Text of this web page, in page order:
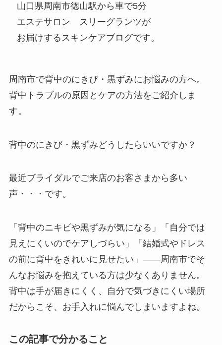
山口県周南市徳山駅から車で5分
エステサロン スリーグランツが
お届けするスキンケアブログです。
周南市で背中のにきび・黒ずみにお悩みの方へ。
背中トラブルの原因とケアの方法をご紹介しま
す。
背中のにきび・黒ずみどうしたらいいですか？
最近ブライダルでご来店のお客さまから多い
声・・・です。
「背中のニキビや黒ずみが気になる」「自分では
見えにくいのでケアしづらい」「結婚式やドレス
の前に背中をきれいに見せたい」——周南市でそ
んなお悩みを抱えている方は少なくありません。
背中は手が届きにくく、自分で気づきにくい場所
だからこそ、お手入れに悩んでしまいますよね。
この記事で分かること